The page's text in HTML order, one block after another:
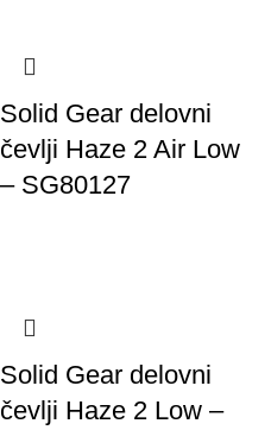
Solid Gear delovni
čevlji Haze 2 Air Low
– SG80127
Solid Gear delovni
čevlji Haze 2 Low –